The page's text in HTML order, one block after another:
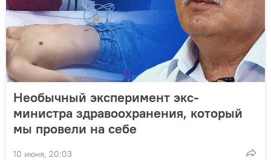
Необычный эксперимент экс-
министра здравоохранения, который
мы провели на себе
10 июня, 20:03